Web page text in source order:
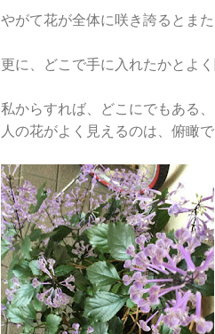
やがて花が全体に咲き誇るとま
更に、どこで手に入れたかとよ
私からすれば、どこにでもある
人の花がよく見えるのは、俯瞰